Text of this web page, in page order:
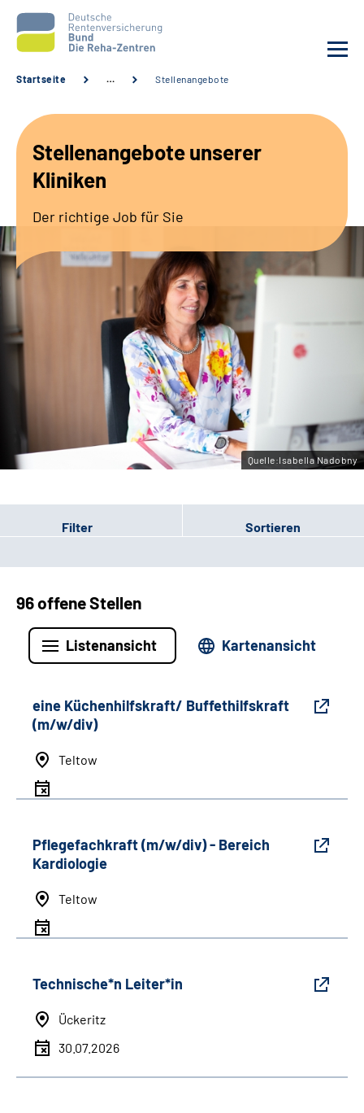
Unsere Kliniken
Sozialdienste & Zuweisende
Erweiterte Suche
Gebärdensprache
Leichte Sprache
Startseite … Stellenangebote
Stellenangebote unserer
Kliniken
Der richtige Job für Sie
Quelle:Isabella Nadobny
Filter Sortieren
96 offene Stellen
Listenansicht Kartenansicht
eine Küchenhilfskraft/ Buffethilfskraft
(m/w/div)
Teltow
Pflegefachkraft (m/w/div) - Bereich
Kardiologie
Teltow
Technische*n Leiter*in
Ückeritz
30.07.2026